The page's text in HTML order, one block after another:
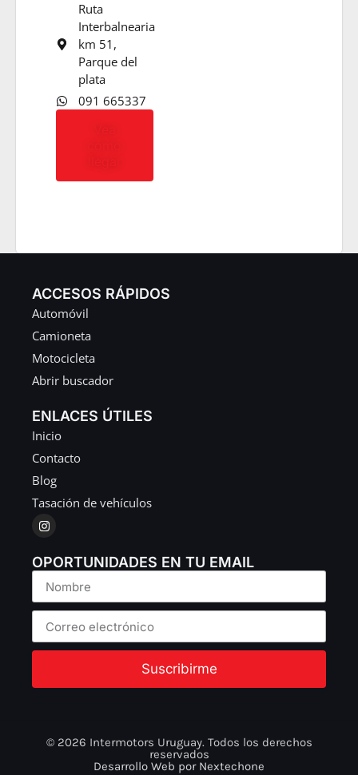
Ruta
Interbalnearia
km 51,
Parque del
plata
091 665337
ACCESOS RÁPIDOS
Automóvil
Camioneta
Motocicleta
Abrir buscador
ENLACES ÚTILES
Inicio
Contacto
Blog
Tasación de vehículos
OPORTUNIDADES EN TU EMAIL
Suscribirme
© 2026 Intermotors Uruguay. Todos los derechos
reservados
Desarrollo Web por Nextechone